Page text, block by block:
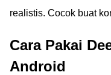
realistis. Cocok buat
Cara Pakai
Android